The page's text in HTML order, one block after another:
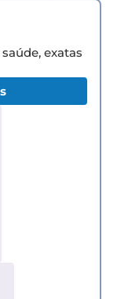
exatas